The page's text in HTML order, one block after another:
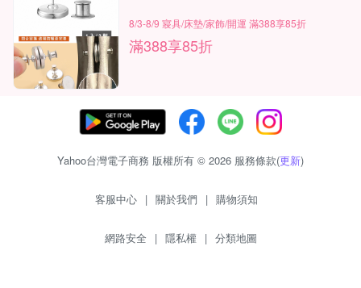
8/3-8/9 寢具/床墊/家飾/開運 滿388享85折
滿388享85折
Yahoo台灣電子商務 版權所有 © 2026 服務條款(更新)
客服中心 | 關於我們 | 購物須知
網路安全 | 隱私權 | 分類地圖